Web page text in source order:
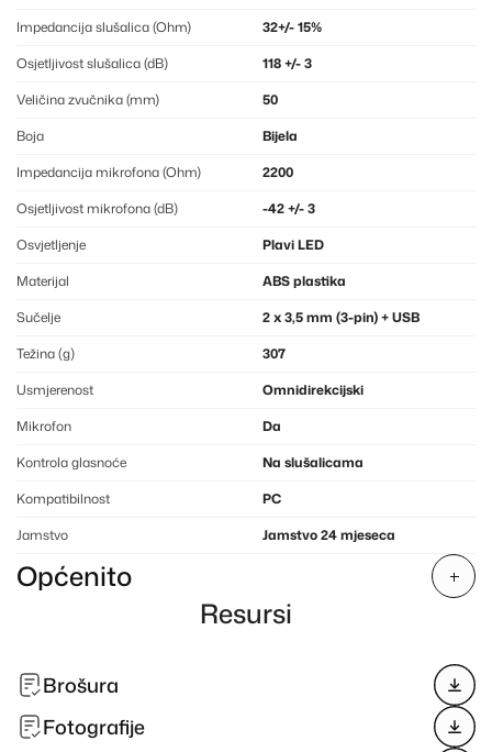
Impedancija slušalica (Ohm)
32+/- 15%
Osjetljivost slušalica (dB)
118 +/- 3
Veličina zvučnika (mm)
50
Boja
Bijela
Impedancija mikrofona (Ohm)
2200
Osjetljivost mikrofona (dB)
-42 +/- 3
Osvjetljenje
Plavi LED
Materijal
ABS plastika
Sučelje
2 x 3,5 mm (3-pin) + USB
Težina (g)
307
Usmjerenost
Omnidirekcijski
Mikrofon
Da
Kontrola glasnoće
Na slušalicama
Kompatibilnost
PC
Jamstvo
Jamstvo 24 mjeseca
Općenito
Resursi
Brošura
Fotografije